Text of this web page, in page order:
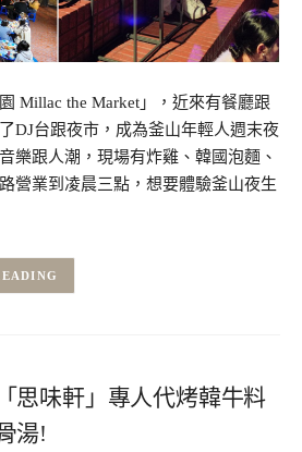
Millac the Market」，近來有餐廳跟
DJ台跟夜市，成為釜山年輕人週末夜
樂跟人潮，現場有炸雞、韓國泡麵、
營業到凌晨三點，想要體驗釜山夜生
思味軒」專人代烤韓牛料
湯!